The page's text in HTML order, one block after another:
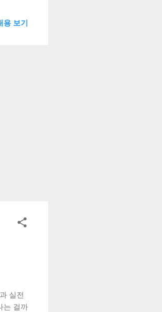
이
용 보기
실전
는 걸까